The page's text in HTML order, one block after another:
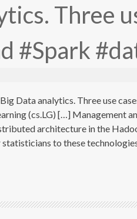
Three
#Spark
Data analytics. Three use
(cs.LG) […] Management
architecture in the
to these